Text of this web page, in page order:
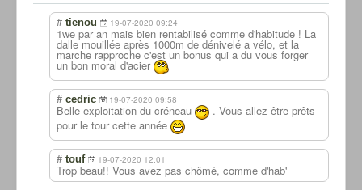
# tienou 19-07-2020 09:24
1we par an mais bien rentabilisé comme d'habitude ! La
dalle mouillée après 1000m de dénivelé a vélo, et la
marche rapproche c'est un bonus qui a du vous forger
un bon moral d'acier
# cedric 19-07-2020 09:58
Belle exploitation du créneau
. Vous allez être prêts
pour le tour cette année
# touf 19-07-2020 12:01
Trop beau!! Vous avez pas chômé, comme d'hab'